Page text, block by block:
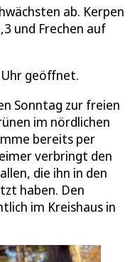
ab. Kerpen
und Frechen auf
Uhr geöffnet.
Sonntag zur freien
im nördlichen
bereits per
verbringt den
die ihn in den
haben. Den
im Kreishaus in